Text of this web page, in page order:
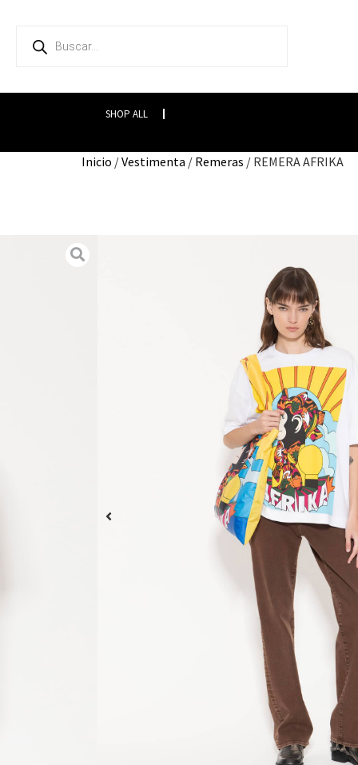
SHOP ALL
Inicio /Vestimenta / Remeras / REMERA AFRIKA